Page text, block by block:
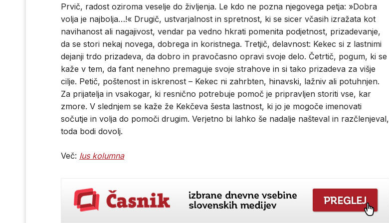
Prvič, radost oziroma veselje do življenja. Le kdo ne pozna njegovega petja: »Dobra
volja je najbolja…!« Drugič, ustvarjalnost in spretnost, ki se sicer včasih izražata kot
navihanost ali nagajivost, vendar pa vedno hkrati pomenita podjetnost, prizadevanje,
da se stori nekaj novega, dobrega in koristnega. Tretjič, delavnost: Kekec si z lastnimi
dejanji trdo prizadeva, da dobro in pravočasno opravi svoje delo. Četrtič, pogum, ki se
kaže v tem, da fant nenehno premaguje svoje strahove in si tako prizadeva za višje
cilje. Petič, poštenost in iskrenost – Kekec ni zahrbten, hinavski, lažniv ali potuhnjen.
Za prijatelja in vsakogar, ki resnično potrebuje pomoč je pripravljen storiti vse, kar
zmore. V slednjem se kaže že Kekčeva šesta lastnost, ki jo je mogoče imenovati
sočutje in volja do pomoči drugim. Verjetno bi lahko še nadalje našteval in razčlenjeval,
toda bodi dovolj.
Več: Ius kolumna